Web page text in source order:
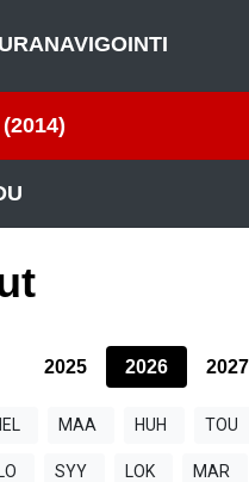
2025 2026 2027
MAA HUH TOU
SYY LOK MAR